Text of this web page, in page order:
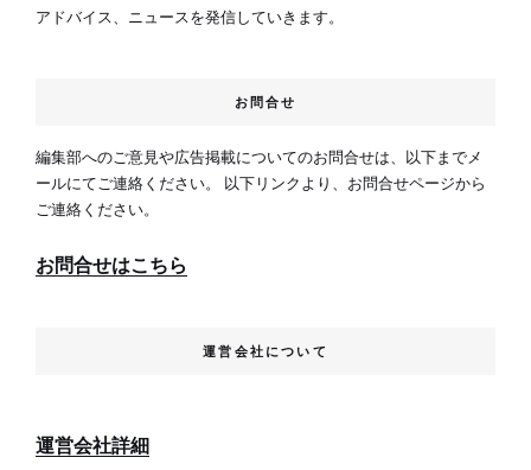
アドバイス、ニュースを発信していきます。
お問合せ
編集部へのご意見や広告掲載についてのお問合せは、以下までメ
ールにてご連絡ください。 以下リンクより、お問合せページから
ご連絡ください。
お問合せはこちら
運営会社について
運営会社詳細